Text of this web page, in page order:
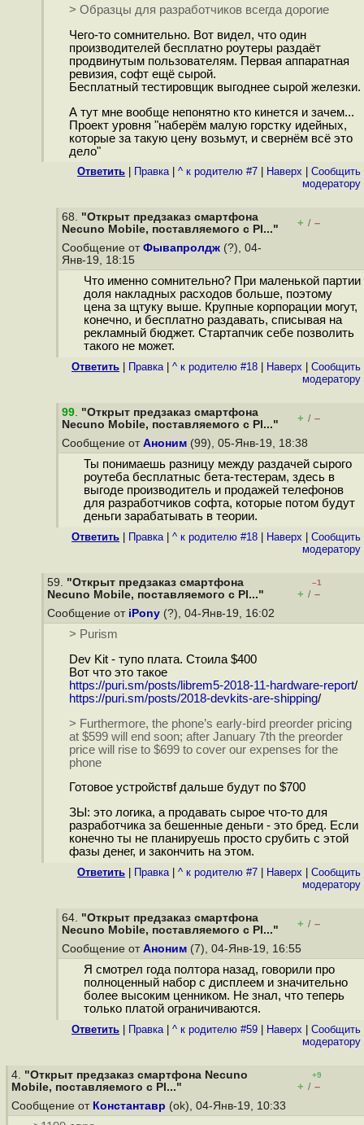
> Образцы для разработчиков всегда дорогие
Чего-то сомнительно. Вот видел, что один
производителей бесплатно роутеры раздаёт
продвинутым пользователям. Первая аппаратная
ревизия, софт ещё сырой.
Бесплатный тестировщик выгоднее сырой железки.
А тут мне вообще непонятно кто кинется и зачем...
Проект уровня "наберём малую горстку идейных,
которые за такую цену возьмут, и свернём всё это
дело"
Ответить Правка| ^ к родителю #7 Наверх
Cообщить
модератору
68. "Открыт предзаказ смартфона
Necuno Mobile, поставляемого с Pl..."
+ / –
Сообщение от Фывапролдж (?), 04-
Янв-19, 18:15
Что именно сомнительно? При маленькой партии
доля накладных расходов больше, поэтому
цена за щтуку выше. Крупные корпорации могут,
конечно, и бесплатно раздавать, списывая на
рекламный бюджет. Стартапчик себе позволить
такого не может.
Ответить Правка| ^ к родителю #18 Наверх
Cообщить
модератору
99. "Открыт предзаказ смартфона
Necuno Mobile, поставляемого с Pl..."
+ / –
Сообщение от Аноним (99), 05-Янв-19, 18:38
Ты понимаешь разницу между раздачей сырого
роутеба бесплатныс бета-тестерам, здесь в
выгоде производитель и продажей телефонов
для разработчиков софта, которые потом будут
деньги зарабатывать в теории.
Ответить Правка| ^ к родителю #18 Наверх
Cообщить
модератору
59. "Открыт предзаказ смартфона
Necuno Mobile, поставляемого с Pl..."
–1
+ / –
Сообщение от iPony (?), 04-Янв-19, 16:02
> Purism
Dev Kit - тупо плата. Стоила $400
Вот что это такое
https://puri.sm/posts/librem5-2018-11-hardware-report/
https://puri.sm/posts/2018-devkits-are-shipping/
> Furthermore, the phone’s early-bird preorder pricing
at $599 will end soon; after January 7th the preorder
price will rise to $699 to cover our expenses for the
phone
Готовое устройствf дальше будут по $700
ЗЫ: это логика, а продавать сырое что-то для
разработчика за бешенные деньги - это бред. Если
конечно ты не планируешь просто срубить с этой
фазы денег, и закончить на этом.
Ответить Правка| ^ к родителю #7 Наверх
Cообщить
модератору
64. "Открыт предзаказ смартфона
Necuno Mobile, поставляемого с Pl..."
+ / –
Сообщение от Аноним (7), 04-Янв-19, 16:55
Я смотрел года полтора назад, говорили про
полноценный набор с дисплеем и значительно
более высоким ценником. Не знал, что теперь
только платой ограничиваются.
Ответить Правка| ^ к родителю #59 Наверх
Cообщить
модератору
4. "Открыт предзаказ смартфона Necuno
Mobile, поставляемого с Pl..."
+9
+ / –
Сообщение от Константавр (ok), 04-Янв-19, 10:33